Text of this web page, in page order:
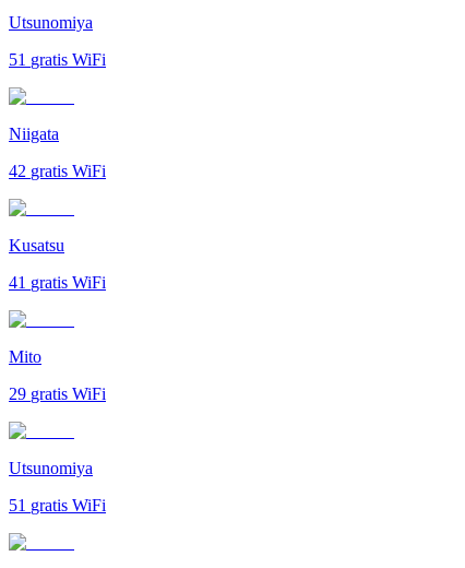
Utsunomiya
51 gratis WiFi
Niigata
42 gratis WiFi
Kusatsu
41 gratis WiFi
Mito
29 gratis WiFi
Utsunomiya
51 gratis WiFi